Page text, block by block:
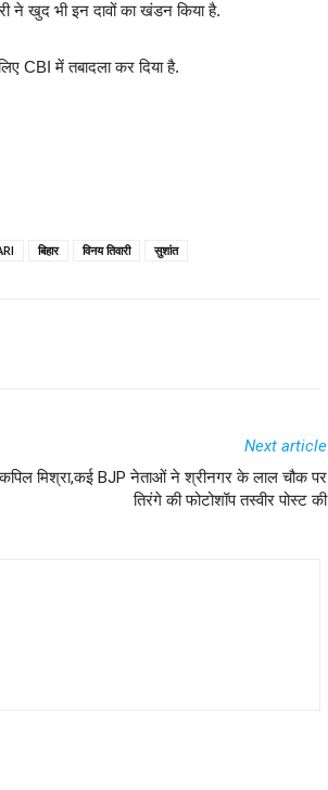
ने खुद भी इन दावों का खंडन किया है.
CBI में तबादला कर दिया है.
बिहार विनय तिवारी सुशांत
Next article
कपिल मिश्रा,कई BJP नेताओं ने श्रीनगर के लाल चौक पर
तिरंगे की फोटोशॉप तस्वीर पोस्ट की